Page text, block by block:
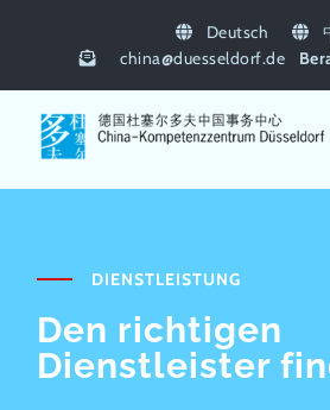
Deutsch
china@duesseldorf.de
DIENSTLEISTUNG
Den richtigen
Dienstleister